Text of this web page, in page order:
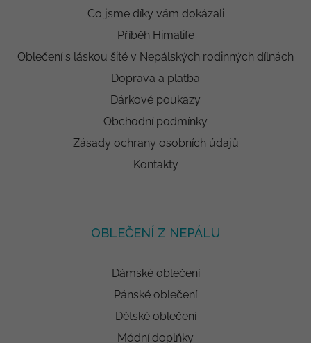
Co jsme díky vám dokázali
Příběh Himalife
Oblečení s láskou šité v Nepálských rodinných dílnách
Doprava a platba
Dárkové poukazy
Obchodní podmínky
Zásady ochrany osobních údajů
Kontakty
OBLEČENÍ Z NEPÁLU
Dámské oblečení
Pánské oblečení
Dětské oblečení
Módní doplňky